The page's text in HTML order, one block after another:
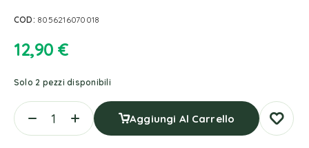
COD: 8056216070018
12,90 €
Solo 2 pezzi disponibili
Aggiungi Al Carrello